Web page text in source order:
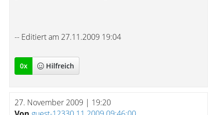
-- Editiert am 27.11.2009 19:04
0x Hilfreich
27. November 2009 | 19:20